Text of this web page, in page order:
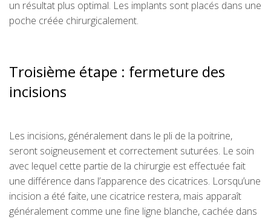
un résultat plus optimal. Les implants sont placés dans une
poche créée chirurgicalement.
Troisième étape : fermeture des
incisions
Les incisions, généralement dans le pli de la poitrine,
seront soigneusement et correctement suturées. Le soin
avec lequel cette partie de la chirurgie est effectuée fait
une différence dans l’apparence des cicatrices. Lorsqu’une
incision a été faite, une cicatrice restera, mais apparaît
généralement comme une fine ligne blanche, cachée dans